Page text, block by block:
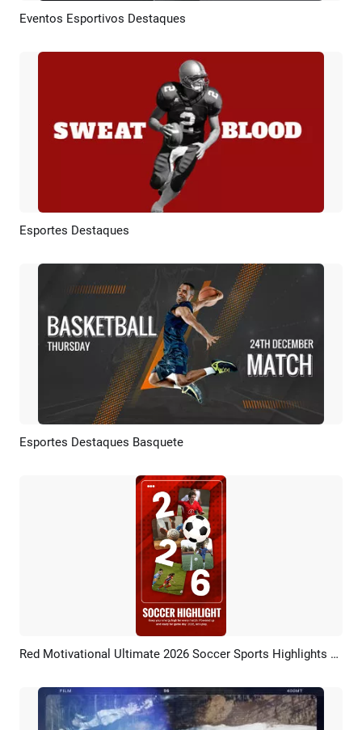
Pré-visualizar
Eventos Esportivos Destaques
Pré-visualizar
Esportes Destaques
Pré-visualizar
Esportes Destaques Basquete
Pré-visualizar Criar IA Red Motivational Ultimate 2026 Soccer Sports Highlights Football Match Social Media Reel